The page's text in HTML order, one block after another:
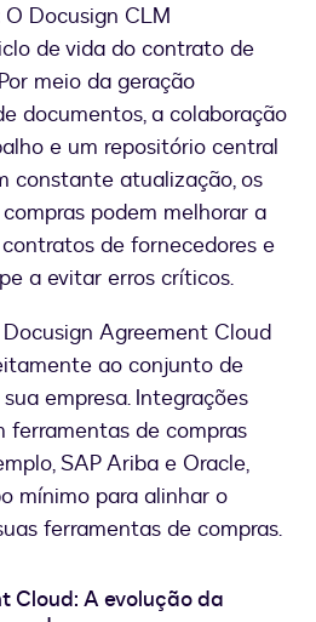
O Docusign CLM
de vida do contrato de
meio da geração
documentos, a colaboração
e um repositório central
constante atualização, os
podem melhorar a
de fornecedores e
a evitar erros críticos.
Agreement Cloud
ao conjunto de
empresa. Integrações
ferramentas de compras
SAP Ariba e Oracle,
mínimo para alinhar o
ferramentas de compras.
Cloud: A evolução da